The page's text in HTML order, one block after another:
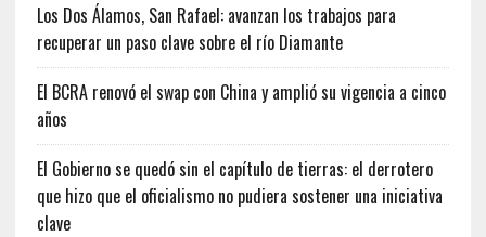
Los Dos Álamos, San Rafael: avanzan los trabajos para
recuperar un paso clave sobre el río Diamante
El BCRA renovó el swap con China y amplió su vigencia a cinco
años
El Gobierno se quedó sin el capítulo de tierras: el derrotero
que hizo que el oficialismo no pudiera sostener una iniciativa
clave